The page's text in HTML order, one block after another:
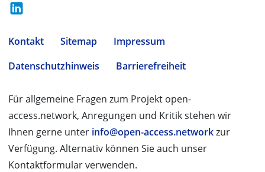
Kontakt Sitemap
Impressum
Datenschutzhinweis
Barrierefreiheit
Für allgemeine Fragen zum Projekt open-
access.network, Anregungen und Kritik stehen wir
Ihnen gerne unter info@open-access.networkzur
Verfügung. Alternativ können Sie auch unser
Kontaktformular verwenden.